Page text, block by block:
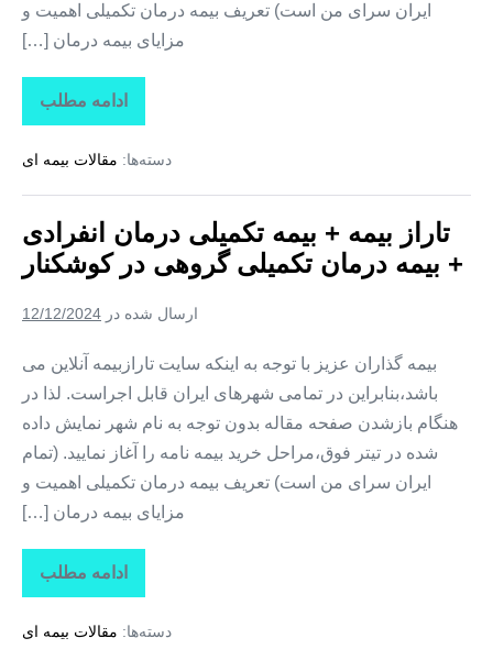
ایران سرای من است) تعریف بیمه درمان تکمیلی اهمیت و
مزایای بیمه درمان […]
ادامه مطلب
تاراز
بیمه
بیمه
درمان
+
بیمه
درمان
تکمیلی
در
دسته‌ها: مقالات بیمه ای
تاراز بیمه + بیمه تکمیلی درمان انفرادی
+ بیمه درمان تکمیلی گروهی در کوشکنار
ارسال شده در 12/12/2024
بیمه گذاران عزیز با توجه به اینکه سایت تارازبیمه آنلاین می
باشد،بنابراین در تمامی شهرهای ایران قابل اجراست. لذا در
هنگام بازشدن صفحه مقاله بدون توجه به نام شهر نمایش داده
شده در تیتر فوق،مراحل خرید بیمه نامه را آغاز نمایید. (تمام
ایران سرای من است) تعریف بیمه درمان تکمیلی اهمیت و
مزایای بیمه درمان […]
ادامه مطلب
تاراز
بیمه
بیمه
دسته‌ها: مقالات بیمه ای